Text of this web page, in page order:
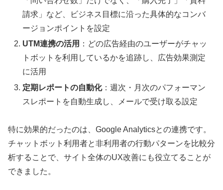
請求」など、ビジネス目標に沿った具体的なコンバ
ージョンポイントを設定
UTM連携の活用 ：どの広告経由のユーザーがチャッ
トボットを利用しているかを追跡し、広告効果測定
に活用
定期レポートの自動化：週次・月次のパフォーマン
スレポートを自動生成し、メールで受け取る設定
特に効果的だったのは、Google Analyticsとの連携です。
チャットボット利用者と非利用者の行動パターンを比較分
析することで、サイト全体のUX改善にも役立てることが
できました。